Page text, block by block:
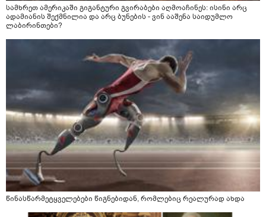
სამხრეთ ამერიკაში გიგანტური გვირაბები აღმოაჩინეს: ისინი არც
ადამიანის შექმნილია და არც ბუნების - ვინ ააშენა საიდუმლო
ლაბირინთები?
წინასწარმეტყველებები წიგნებიდან, რომლებიც რეალურად ახდა